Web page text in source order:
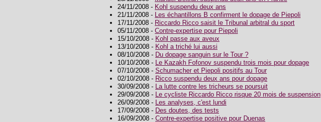
24/11/2008 - Kohl suspendu deux ans
21/11/2008 - Les échantillons B confirment le dopage de Piepoli
17/11/2008 - Riccardo Ricco saisit le Tribunal arbitral du sport
05/11/2008 - Contre-expertise pour Piepoli
15/10/2008 - Kohl passe aux aveux
13/10/2008 - Kohl a triché lui aussi
08/10/2008 - Du dopage sanguin sur le Tour ?
10/10/2008 - Le Kazakh Fofonov suspendu trois mois pour dopage
07/10/2008 - Schumacher et Piepoli positifs au Tour
02/10/2008 - Ricco suspendu deux ans pour dopage
30/09/2008 - La lutte contre les tricheurs se poursuit
29/09/2008 - Le cycliste Riccardo Ricco risque 20 mois de suspension
26/09/2008 - Les analyses, c'est lundi
17/09/2008 - Des doutes, des tests
16/09/2008 - Contre-expertise positive pour Duenas